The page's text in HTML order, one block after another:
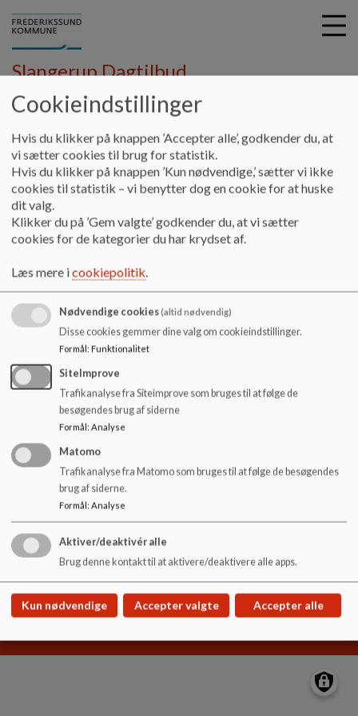
i
Slangerup Dagtilbud
Vores område Børnehuset Troldhøj Aktiviteter
Aktiviteter
Læs om børnehusets forskellige aktiviteter her:
Dokumenter
Troldhøj - Årsplan 2023.pdf
Dagtilbud Slangerup
Torvet 2, Frederikssund 3600
EAN NR.
5798008060427
Sitemap
Cookie politik
Cookieindstillinger
Hvis du klikker på knappen ’Accepter alle’, godkender du, at
vi sætter cookies til brug for statistik.
Hvis du klikker på knappen ’Kun nødvendige,’ sætter vi ikke
cookies til statistik – vi benytter dog en cookie for at huske
dit valg.
Klikker du på ’Gem valgte’ godkender du, at vi sætter
cookies for de kategorier du har krydset af.
Læs mere icookiepolitik.
Nødvendige cookies(altid nødvendig)
Disse cookies gemmer dine valg om cookieindstillinger.
Formål: Funktionalitet
SiteImprove
Trafikanalyse fra Siteimprove som bruges til at følge de
besøgendes brug af siderne
Formål: Analyse
Matomo
Trafikanalyse fra Matomo som bruges til at følge de besøgendes
brug af siderne.
Formål: Analyse
Aktiver/deaktivér alle
Brug denne kontakt til at aktivere/deaktivere alle apps.
Kun nødvendige Accepter valgte Accepter alle